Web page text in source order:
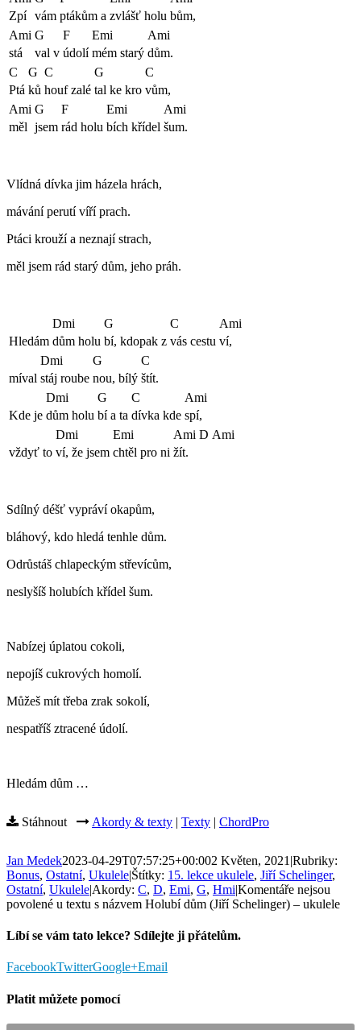
Zpí vám ptákům a zvlášť holu bům,
Ami G F Emi
Ami
stá
val v údolí mém starý dům.
C
G C G
C
Ptá ků houf zalé tal ke kro vům,
Ami G F Emi
Ami
měl jsem rád holu bích křídel šum.
Vlídná dívka jim házela hrách,
mávání perutí víří prach.
Ptáci krouží a neznají strach,
měl jsem rád starý dům, jeho práh.
Dmi G C
Ami
Hledám dům holu bí, kdopak z vás cestu ví,
Dmi
G
C
míval stáj roube nou, bílý štít.
Dmi
G C
Ami
Kde je dům holu bí a ta dívka kde spí,
Dmi
Emi Ami D Ami
vždyť to ví, že jsem chtěl pro ni žít.
Sdílný déšť vypráví okapům,
bláhový, kdo hledá tenhle dům.
Odrůstáš chlapeckým střevícům,
neslyšíš holubích křídel šum.
Nabízej úplatou cokoli,
nepojíš cukrových homolí.
Můžeš mít třeba zrak sokolí,
nespatříš ztracené údolí.
Hledám dům …
Stáhnout Akordy & texty | Texty | ChordPro
Jan Medek2023-04-29T07:57:25+00:002 Květen, 2021 |Rubriky:
Bonus, Ostatní, Ukulele|Štítky: 15. lekce ukulele, Jiří Schelinger,
Ostatní, Ukulele|Akordy: C, D, Emi, G, Hmi|Komentáře nejsou
povolené u textu s názvem Holubí dům (Jiří Schelinger) – ukulele
Líbí se vám tato lekce? Sdílejte ji přátelům.
FacebookTwitterGoogle+Email
Platit můžete pomocí